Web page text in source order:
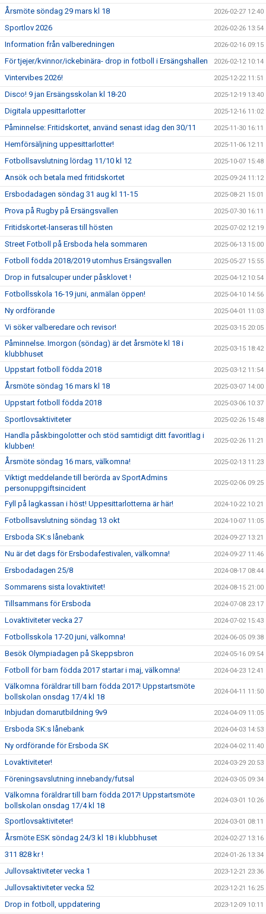
Årsmöte söndag 29 mars kl 18 2026-02-27 12:40
Sportlov 2026 2026-02-26 13:54
Information från valberedningen 2026-02-16 09:15
För tjejer/kvinnor/ickebinära- drop in fotboll i Ersängshallen 2026-02-12 10:14
Vintervibes 2026! 2025-12-22 11:51
Disco! 9 jan Ersängsskolan kl 18-20 2025-12-19 13:40
Digitala uppesittarlotter 2025-12-16 11:02
Påminnelse: Fritidskortet, använd senast idag den 30/11 2025-11-30 16:11
Hemförsäljning uppesittarlotter! 2025-11-06 12:11
Fotbollsavslutning lördag 11/10 kl 12 2025-10-07 15:48
Ansök och betala med fritidskortet 2025-09-24 11:12
Ersbodadagen söndag 31 aug kl 11-15 2025-08-21 15:01
Prova på Rugby på Ersängsvallen 2025-07-30 16:11
Fritidskortet-lanseras till hösten 2025-07-02 12:19
Street Fotboll på Ersboda hela sommaren 2025-06-13 15:00
Fotboll födda 2018/2019 utomhus Ersängsvallen 2025-05-27 15:55
Drop in futsalcuper under påsklovet ! 2025-04-12 10:54
Fotbollsskola 16-19 juni, anmälan öppen! 2025-04-10 14:56
Ny ordförande 2025-04-01 11:03
Vi söker valberedare och revisor! 2025-03-15 20:05
Påminnelse. Imorgon (söndag) är det årsmöte kl 18 i
klubbhuset
2025-03-15 18:42
Uppstart fotboll födda 2018 2025-03-12 11:54
Årsmöte söndag 16 mars kl 18 2025-03-07 14:00
Uppstart fotboll födda 2018 2025-03-06 10:37
Sportlovsaktiviteter 2025-02-26 15:48
Handla påskbingolotter och stöd samtidigt ditt favoritlag i
klubben!
2025-02-26 11:21
Årsmöte söndag 16 mars, välkomna! 2025-02-13 11:23
Viktigt meddelande till berörda av SportAdmins
personuppgiftsincident
2025-02-06 09:25
Fyll på lagkassan i höst! Uppesittarlotterna är här! 2024-10-22 10:21
Fotbollsavslutning söndag 13 okt 2024-10-07 11:05
Ersboda SK:s lånebank 2024-09-27 13:21
Nu är det dags för Ersbodafestivalen, välkomna! 2024-09-27 11:46
Ersbodadagen 25/8 2024-08-17 08:44
Sommarens sista lovaktivitet! 2024-08-15 21:00
Tillsammans för Ersboda 2024-07-08 23:17
Lovaktiviteter vecka 27 2024-07-02 15:43
Fotbollsskola 17-20 juni, välkomna! 2024-06-05 09:38
Besök Olympiadagen på Skeppsbron 2024-05-16 09:54
Fotboll för barn födda 2017 startar i maj, välkomna! 2024-04-23 12:41
Välkomna föräldrar till barn födda 2017! Uppstartsmöte
bollskolan onsdag 17/4 kl 18
2024-04-11 11:50
Inbjudan domarutbildning 9v9 2024-04-09 11:05
Ersboda SK:s lånebank 2024-04-03 14:53
Ny ordförande för Ersboda SK 2024-04-02 11:40
Lovaktiviteter! 2024-03-29 20:53
Föreningsavslutning innebandy/futsal 2024-03-05 09:34
Välkomna föräldrar till barn födda 2017! Uppstartsmöte
bollskolan onsdag 17/4 kl 18
2024-03-01 10:26
Sportlovsaktiviteter! 2024-03-01 08:11
Årsmöte ESK söndag 24/3 kl 18 i klubbhuset 2024-02-27 13:16
311 828 kr ! 2024-01-26 13:34
Jullovsaktiviteter vecka 1 2023-12-21 23:36
Jullovsaktiviteter vecka 52 2023-12-21 16:25
Drop in fotboll, uppdatering 2023-12-09 10:11